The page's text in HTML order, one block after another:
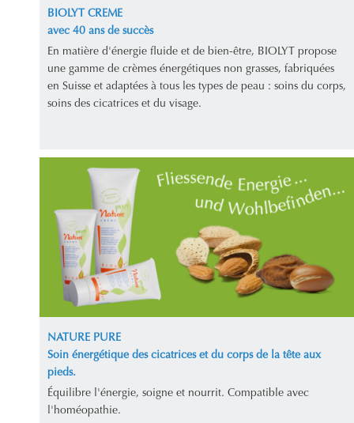
BIOLYT CREME
avec 40 ans de succès
En matière d'énergie fluide et de bien-être, BIOLYT propose
une gamme de crèmes énergétiques non grasses, fabriquées
en Suisse et adaptées à tous les types de peau : soins du corps,
soins des cicatrices et du visage.
NATURE PURE
Soin énergétique des cicatrices et du corps de la tête aux
pieds.
Équilibre l'énergie, soigne et nourrit. Compatible avec
l'homéopathie.